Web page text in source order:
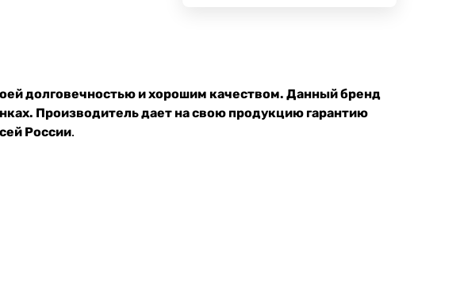
долговечностью и хорошим качеством. Данный бренд
Производитель дает на свою продукцию гарантию
России.